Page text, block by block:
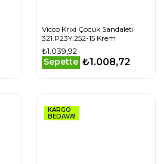
Vicco Krixi Çocuk Sandaleti
321.P23Y.252-15 Krem
₺1.039,92
Sepette ₺1.008,72
KARGO
BEDAVA!